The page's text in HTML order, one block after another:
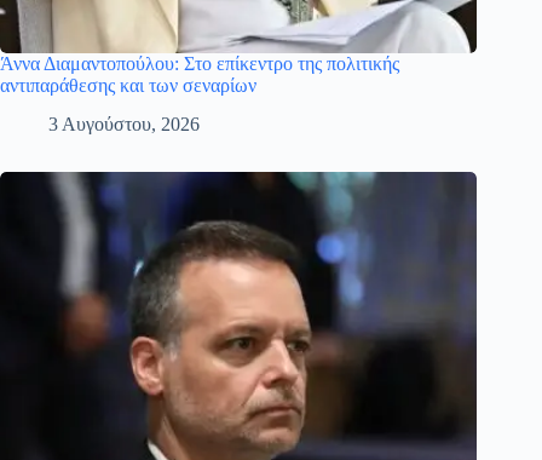
Άννα Διαμαντοπούλου: Στο επίκεντρο της πολιτικής
αντιπαράθεσης και των σεναρίων
3 Αυγούστου, 2026